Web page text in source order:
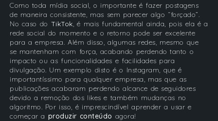
Como toda mídia social, o importante é fazer postagens
de maneira consistente, mas sem parecer algo “forçado”.
No caso do TikTok, é mais fundamental ainda, pois ela é a
rede social do momento e o retorno pode ser excelente
para a empresa. Além disso, algumas redes, mesmo que
se mantenham com força, acabando perdendo tanto o
impacto ou as funcionalidades e facilidades para
divulgação. Um exemplo disto é o Instagram, que é
importantíssimo para qualquer empresa, mas que as
publicações acabaram perdendo alcance de seguidores
devido a remoção dos likes e também mudanças no
algoritmo. Por isso, é imprescindível aprender a usar e
começar a produzir conteúdo agora!